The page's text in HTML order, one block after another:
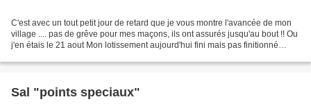
C'est avec un tout petit jour de retard que je vous montre l'avancée de mon
village .... pas de grêve pour mes maçons, ils ont assurés jusqu'au bout !! Ou
j'en étais le 21 aout Mon lotissement aujourd'hui fini mais pas finitionné
Sal "points speciaux"